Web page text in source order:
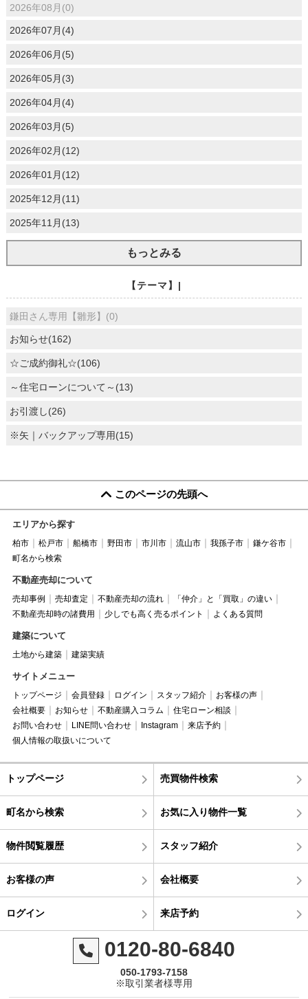
2026年08月(0)
2026年07月(4)
2026年06月(5)
2026年05月(3)
2026年04月(4)
2026年03月(5)
2026年02月(12)
2026年01月(12)
2025年12月(11)
2025年11月(13)
もっとみる
【テーマ】|
鎌田さん専用【雛形】(0)
お知らせ(162)
☆ご成約御礼☆(106)
～住宅ローンについて～(13)
お引渡し(26)
※矢｜バックアップ専用(15)
このページの先頭へ
エリアから探す
柏市 松戸市 船橋市 野田市 市川市 流山市 我孫子市
鎌ケ谷市
町名から検索
不動産売却について
売却事例 売却査定 不動産売却の流れ
「仲介」と「買取」の違い
不動産売却時の諸費用
少しでも高く売るポイント よくある質問
建築について
土地から建築 建築実績
サイトメニュー
トップページ 会員登録 ログイン スタッフ紹介
お客様の声
会社概要
お知らせ 不動産購入コラム
住宅ローン相談
お問い合わせ
LINE問い合わせ Instagram
来店予約
個人情報の取扱いについて
トップページ 売買物件検索
町名から検索 お気に入り物件一覧
物件閲覧履歴 スタッフ紹介
お客様の声 会社概要
ログイン 来店予約
0120-80-6840
050-1793-7158
※取引業者様専用